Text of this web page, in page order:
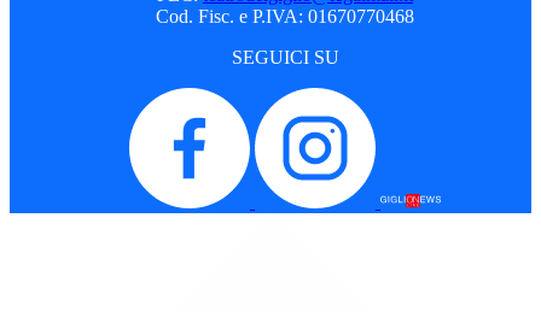
Cod. Fisc. e P.IVA: 01670770468
SEGUICI SU